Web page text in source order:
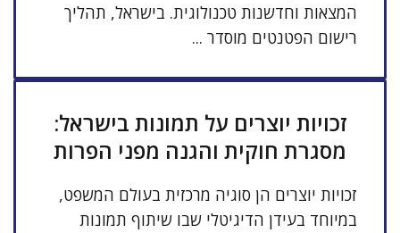
המצאות וחדשנות טכנולוגית. בישראל, תהליך
רישום הפטנטים מוסדר ...
זכויות יוצרים על תמונות בישראל:
מסגרת חוקית והגנה מפני הפרות
זכויות יוצרים הן סוגיה מרכזית בעולם המשפט,
במיוחד בעידן הדיגיטלי שבו שיתוף תמונות